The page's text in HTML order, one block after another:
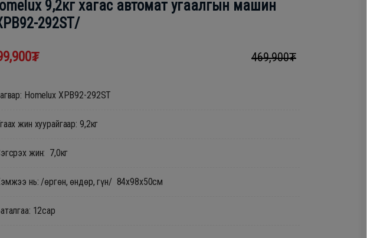
9,2кг хагас автомат угаалгын машин
292ST/
469,900₮
Homelux XPB92-292ST
жин хуурайгаар: 9,2кг
жин: 7,0кг
нь: /өргөн, өндөр, гүн/ 84х98х50см
12сар